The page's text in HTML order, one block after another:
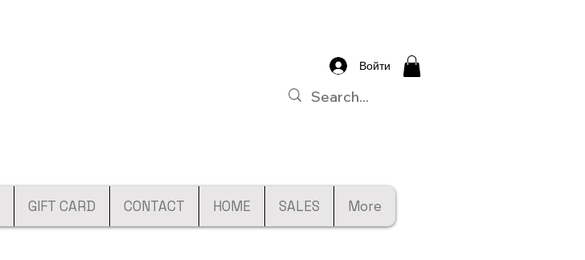
Войти
GIFT CARD CONTACT HOME SALES More